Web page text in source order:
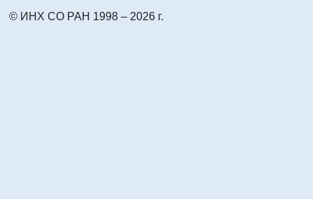
© ИНХ СО РАН 1998 – 2026 г.